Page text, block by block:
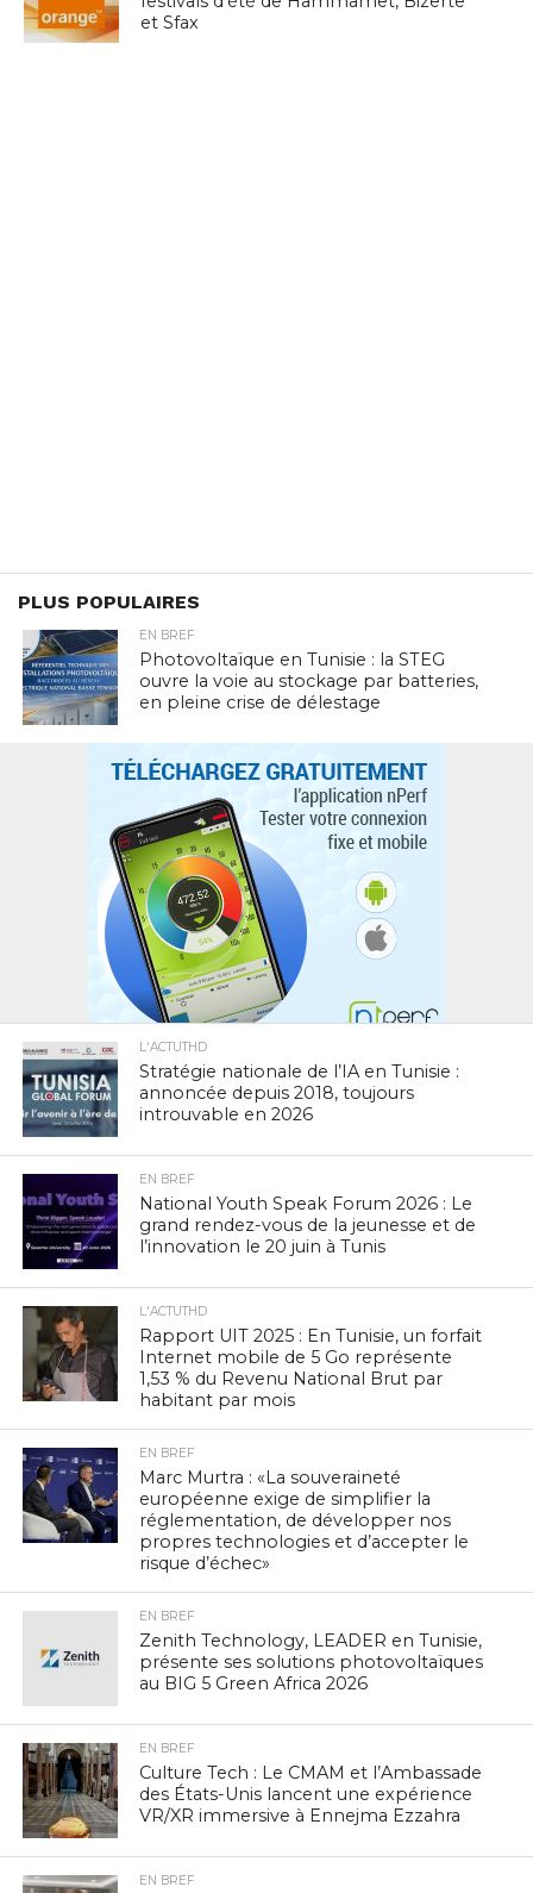
et Sfax
PLUS POPULAIRES
EN BREF
Photovoltaïque en Tunisie : la STEG
ouvre la voie au stockage par batteries,
en pleine crise de délestage
L'ACTUTHD
Stratégie nationale de l’IA en Tunisie :
annoncée depuis 2018, toujours
introuvable en 2026
EN BREF
National Youth Speak Forum 2026 : Le
grand rendez-vous de la jeunesse et de
l’innovation le 20 juin à Tunis
L'ACTUTHD
Rapport UIT 2025 : En Tunisie, un forfait
Internet mobile de 5 Go représente
1,53 % du Revenu National Brut par
habitant par mois
EN BREF
Marc Murtra : «La souveraineté
européenne exige de simplifier la
réglementation, de développer nos
propres technologies et d’accepter le
risque d’échec»
EN BREF
Zenith Technology, LEADER en Tunisie,
présente ses solutions photovoltaïques
au BIG 5 Green Africa 2026
EN BREF
Culture Tech : Le CMAM et l’Ambassade
des États-Unis lancent une expérience
VR/XR immersive à Ennejma Ezzahra
EN BREF